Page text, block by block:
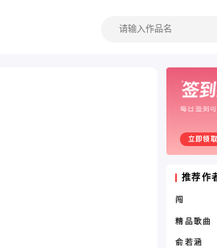
每日签到
立即领取
推荐作
闯
精品歌曲
俞若涵